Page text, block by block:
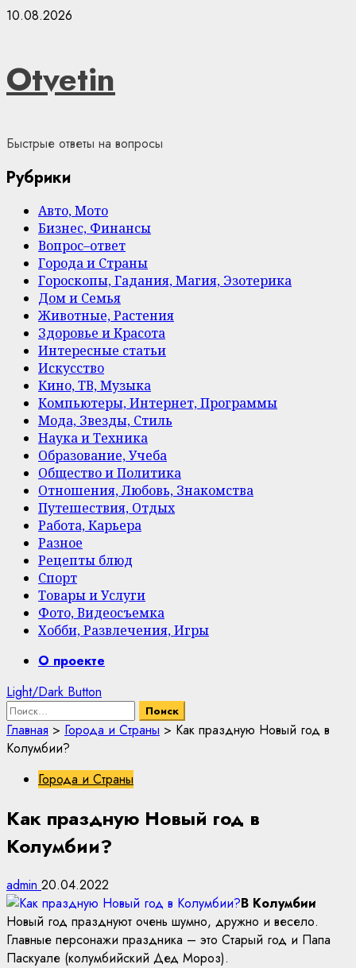
Skip
10.08.2026
Otvetin
Быстрые ответы на вопросы
Рубрики
Авто, Мото
Бизнес, Финансы
Вопрос–ответ
Города и Страны
Гороскопы, Гадания, Магия, Эзотерика
Дом и Семья
Животные, Растения
Здоровье и Красота
Интересные статьи
Искусство
Кино, ТВ, Музыка
Компьютеры, Интернет, Программы
Мода, Звезды, Стиль
Наука и Техника
Образование, Учеба
Общество и Политика
Отношения, Любовь, Знакомства
Путешествия, Отдых
Работа, Карьера
Разное
Рецепты блюд
Спорт
Товары и Услуги
Фото, Видеосъемка
Хобби, Развлечения, Игры
PrimaryО проекте
Light/Dark Button
Найти:
Главная > Города и Страны > Как праздную Новый год в
Колумбии?
Города и Страны
Как праздную Новый год в
Колумбии?
admin 20.04.2022
В Колумбии
Новый год празднуют очень шумно, дружно и весело.
Главные персонажи праздника – это Старый год и Папа
Паскуале (колумбийский Дед Мороз).